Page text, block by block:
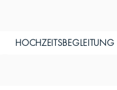
HOCHZEITSBEGLEITUNG